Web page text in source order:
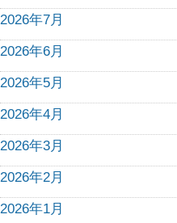
2026年7月
2026年6月
2026年5月
2026年4月
2026年3月
2026年2月
2026年1月